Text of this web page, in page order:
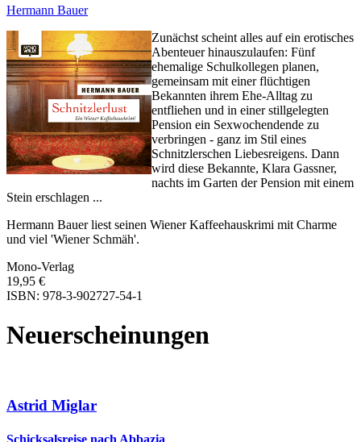
Hermann Bauer
Zunächst scheint alles auf ein erotisches
Abenteuer hinauszulaufen: Fünf
ehemalige Schulkollegen planen,
gemeinsam mit einer flüchtigen
Bekannten ihrem Ehe-Alltag zu
entfliehen und in einer stillgelegten
Pension ein Sexwochendende zu
verbringen - ganz im Stil eines
Schnitzlerschen Liebesreigens. Dann
wird diese Bekannte, Klara Gassner,
nachts im Garten der Pension mit einem
Stein erschlagen ...
Hermann Bauer liest seinen Wiener Kaffeehauskrimi mit Charme
und viel 'Wiener Schmäh'.
Mono-Verlag
19,95 €
ISBN: 978-3-902727-54-1
Neuerscheinungen
Astrid Miglar
Schicksalsreise nach Abbazia